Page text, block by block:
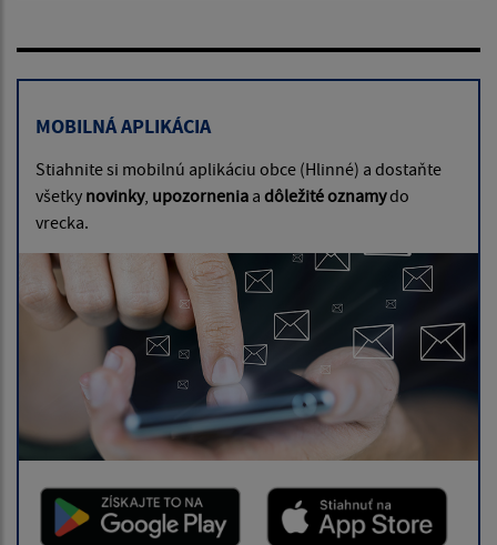
MOBILNÁ APLIKÁCIA
Stiahnite si mobilnú aplikáciu obce (Hlinné) a dostaňte
všetky novinky, upozornenia a dôležité oznamydo
vrecka.